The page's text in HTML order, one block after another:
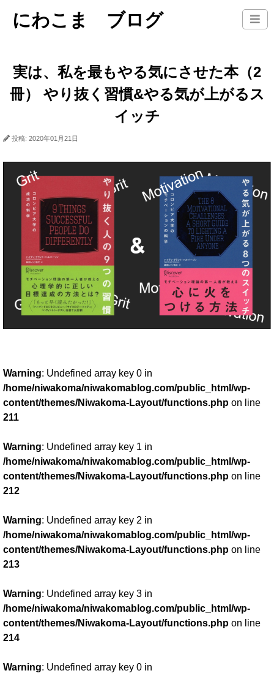
にわこま ブログ
実は、私を最もやる気にさせた本（2
冊） やり抜く習慣&やる気が上がるス
イッチ
投稿: 2020年01月21日
Warning: Undefined array key 0 in
/home/niwakoma/niwakomablog.com/public_html/wp-
content/themes/Niwakoma-Layout/functions.php on line
211
Warning: Undefined array key 1 in
/home/niwakoma/niwakomablog.com/public_html/wp-
content/themes/Niwakoma-Layout/functions.php on line
212
Warning: Undefined array key 2 in
/home/niwakoma/niwakomablog.com/public_html/wp-
content/themes/Niwakoma-Layout/functions.php on line
213
Warning: Undefined array key 3 in
/home/niwakoma/niwakomablog.com/public_html/wp-
content/themes/Niwakoma-Layout/functions.php on line
214
Warning: Undefined array key 0 in